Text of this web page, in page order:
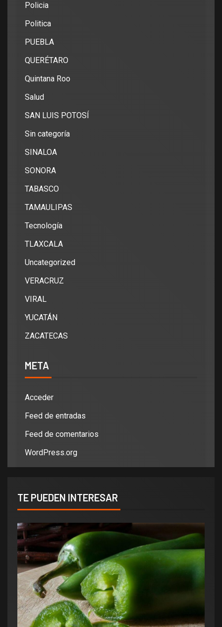
Policia
Politica
PUEBLA
QUERÉTARO
Quintana Roo
Salud
SAN LUIS POTOSÍ
Sin categoría
SINALOA
SONORA
TABASCO
TAMAULIPAS
Tecnología
TLAXCALA
Uncategorized
VERACRUZ
VIRAL
YUCATÁN
ZACATECAS
META
Acceder
Feed de entradas
Feed de comentarios
WordPress.org
TE PUEDEN INTERESAR